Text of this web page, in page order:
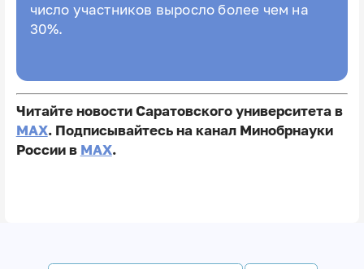
число участников выросло более чем на
30%.
Читайте новости Саратовского университета в
MAX. Подписывайтесь на канал Минобрнауки
России в MAX.